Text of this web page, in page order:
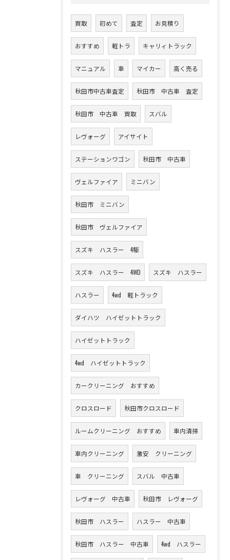
買取 初めて 査定 お見積り
おすすめ 軽トラ キャリィトラック
マニュアル 車 マイカー 高く売る
秋田市中古車査定 秋田市 中古車 査定
秋田市 中古車 買取 スバル
レヴォーグ アイサイト
ステーションワゴン 秋田市 中古車
ヴェルファイア ミニバン
秋田市 ミニバン
秋田市 ヴェルファイア
スズキ ハスラー 4駆
スズキ ハスラー 4WD スズキ ハスラー
ハスラー 4wd 軽トラック
ダイハツ ハイゼットトラック
ハイゼットトラック
4wd ハイゼットトラック
カークリーニング おすすめ
クロスロード 秋田市クロスロード
ルームクリーニング おすすめ 車内清掃
車内クリーニング 激安 クリーニング
車 クリーニング スバル 中古車
レヴォーグ 中古車 秋田市 レヴォーグ
秋田市 ハスラー ハスラー 中古車
秋田市 ハスラー 中古車 4wd ハスラー